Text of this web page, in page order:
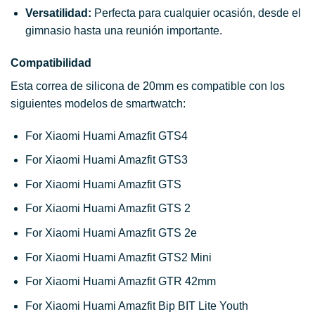
Versatilidad: Perfecta para cualquier ocasión, desde el
gimnasio hasta una reunión importante.
Compatibilidad
Esta correa de silicona de 20mm es compatible con los
siguientes modelos de smartwatch:
For Xiaomi Huami Amazfit GTS4
For Xiaomi Huami Amazfit GTS3
For Xiaomi Huami Amazfit GTS
For Xiaomi Huami Amazfit GTS 2
For Xiaomi Huami Amazfit GTS 2e
For Xiaomi Huami Amazfit GTS2 Mini
For Xiaomi Huami Amazfit GTR 42mm
For Xiaomi Huami Amazfit Bip BIT Lite Youth